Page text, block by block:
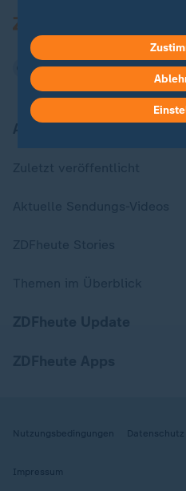
Nutzungsbedingungen Datenschutz
Impressum